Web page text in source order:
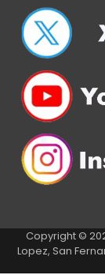
Copyright ©
Lopez, San